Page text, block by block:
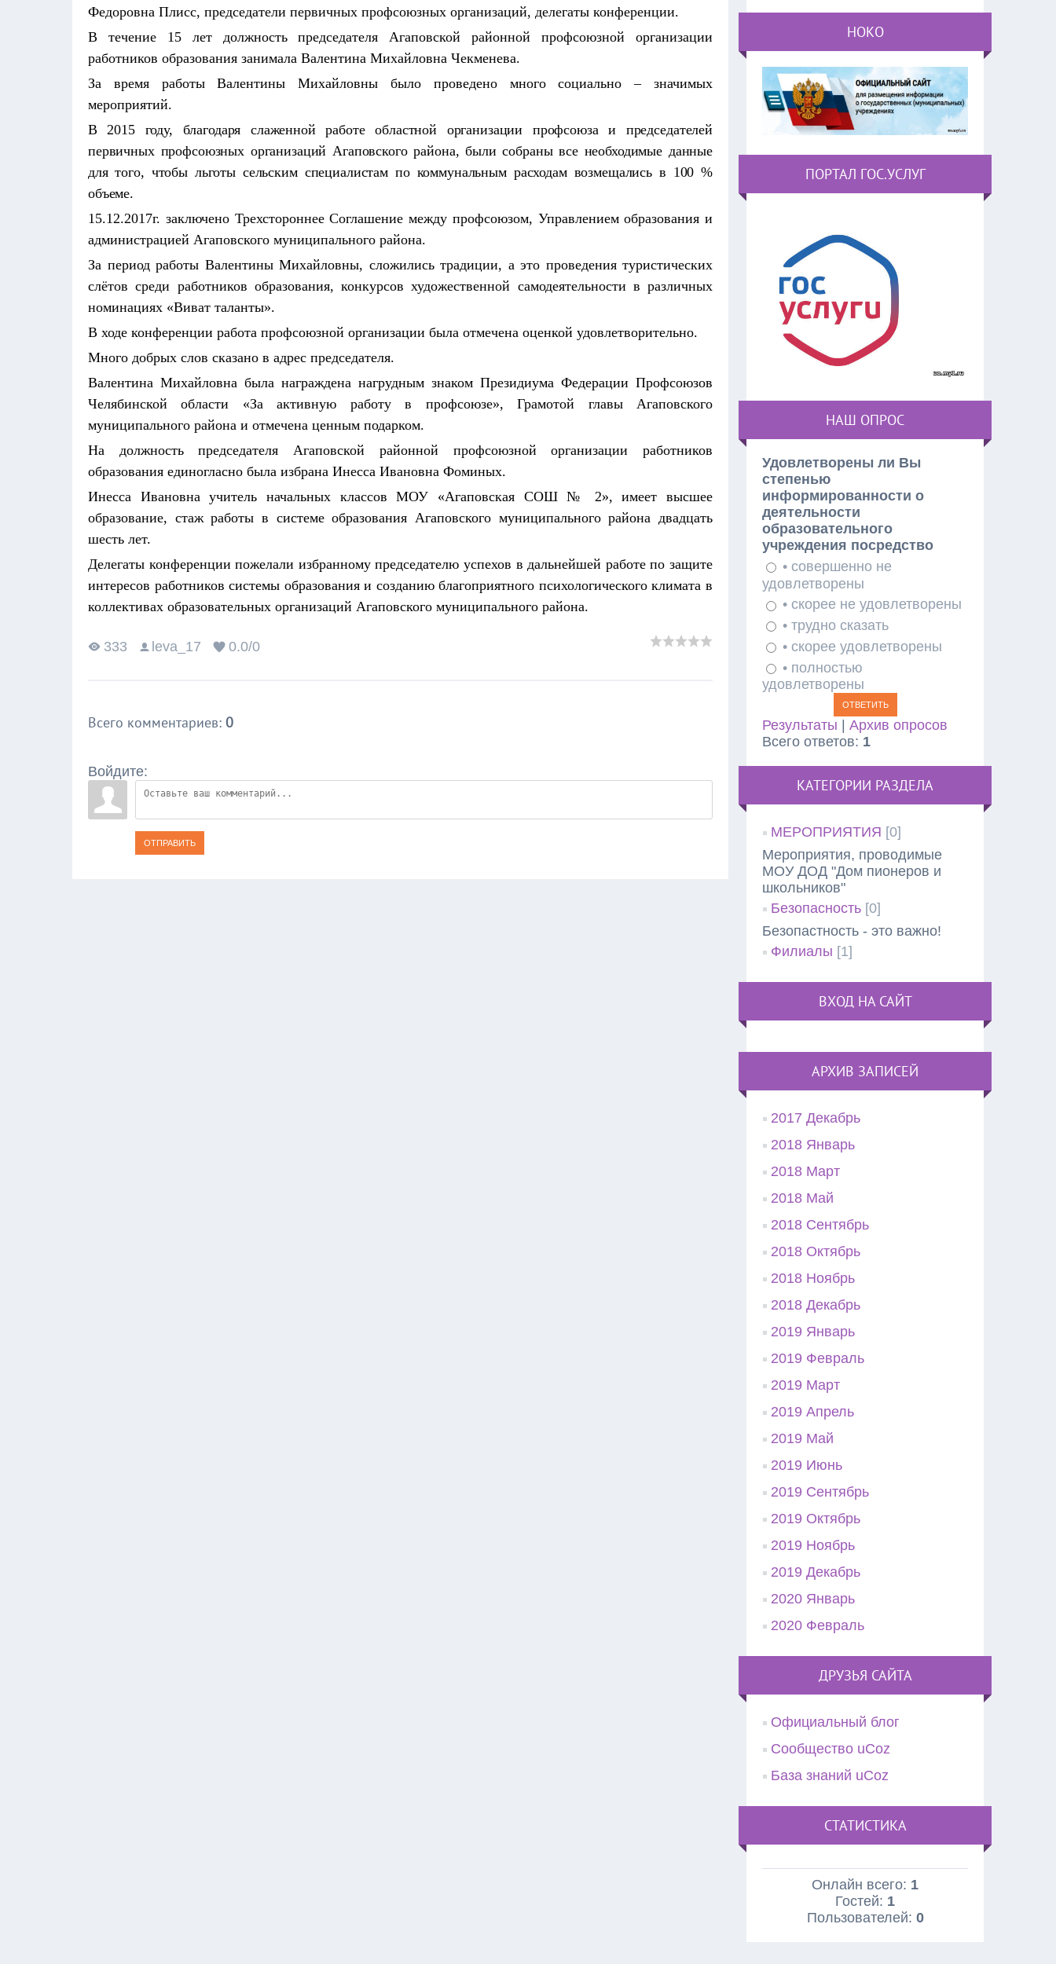
Федоровна Плисс, председатели первичных профсоюзных организаций, делегаты конференции.
В течение 15 лет должность председателя Агаповской районной профсоюзной организации
работников образования занимала Валентина Михайловна Чекменева.
За время работы Валентины Михайловны было проведено много социально – значимых
мероприятий.
В 2015 году, благодаря слаженной работе областной организации профсоюза и председателей
первичных профсоюзных организаций Агаповского района, были собраны все необходимые данные
для того, чтобы льготы сельским специалистам по коммунальным расходам возмещались в 100 %
объеме.
15.12.2017г. заключено Трехстороннее Соглашение между профсоюзом, Управлением образования и
администрацией Агаповского муниципального района.
За период работы Валентины Михайловны, сложились традиции, а это проведения туристических
слётов среди работников образования, конкурсов художественной самодеятельности в различных
номинациях «Виват таланты».
В ходе конференции работа профсоюзной организации была отмечена оценкой удовлетворительно.
Много добрых слов сказано в адрес председателя.
Валентина Михайловна была награждена нагрудным знаком Президиума Федерации Профсоюзов
Челябинской области «За активную работу в профсоюзе», Грамотой главы Агаповского
муниципального района и отмечена ценным подарком.
На должность председателя Агаповской районной профсоюзной организации работников
образования единогласно была избрана Инесса Ивановна Фоминых.
Инесса Ивановна учитель начальных классов МОУ «Агаповская СОШ № 2», имеет высшее
образование, стаж работы в системе образования Агаповского муниципального района двадцать
шесть лет.
Делегаты конференции пожелали избранному председателю успехов в дальнейшей работе по защите
интересов работников системы образования и созданию благоприятного психологического климата в
коллективах образовательных организаций Агаповского муниципального района.
333 leva_17 0.0/0
Всего комментариев: 0
Войдите:
ОТПРАВИТЬ
НОКО
ПОРТАЛ ГОС.УСЛУГ
НАШ ОПРОС
Удовлетворены ли Вы
степенью
информированности о
деятельности
образовательного
учреждения посредство
• совершенно не
удовлетворены
• скорее не удовлетворены
• трудно сказать
• скорее удовлетворены
• полностью
удовлетворены
Результаты |Архив опросов
Всего ответов: 1
КАТЕГОРИИ РАЗДЕЛА
МЕРОПРИЯТИЯ [0]
Мероприятия, проводимые
МОУ ДОД "Дом пионеров и
школьников"
Безопасность [0]
Безопастность - это важно!
Филиалы [1]
ВХОД НА САЙТ
АРХИВ ЗАПИСЕЙ
2017 Декабрь
2018 Январь
2018 Март
2018 Май
2018 Сентябрь
2018 Октябрь
2018 Ноябрь
2018 Декабрь
2019 Январь
2019 Февраль
2019 Март
2019 Апрель
2019 Май
2019 Июнь
2019 Сентябрь
2019 Октябрь
2019 Ноябрь
2019 Декабрь
2020 Январь
2020 Февраль
ДРУЗЬЯ САЙТА
Официальный блог
Сообщество uCoz
База знаний uCoz
СТАТИСТИКА
Онлайн всего: 1
Гостей: 1
Пользователей: 0